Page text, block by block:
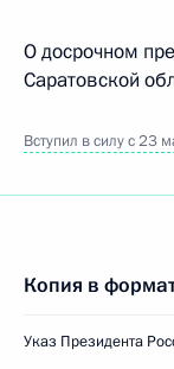
О досрочном
Саратовской
Вступил в силу с 23
Копия в
Указ Президента